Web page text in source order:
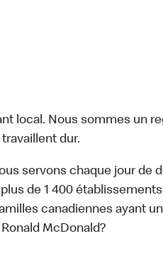
local. Nous sommes un
dur.
servons chaque jour de
de 1 400
canadiennes ayant
McDonald?